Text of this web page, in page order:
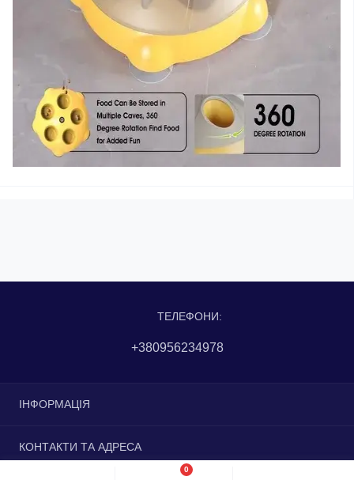
0
ТЕЛЕФОНИ:
+380956234978
ІНФОРМАЦІЯ
Повернення та обмін
КОНТАКТИ ТА АДРЕСА
вулиця Незалежності, 27, Дніпро, Дніпропетровська